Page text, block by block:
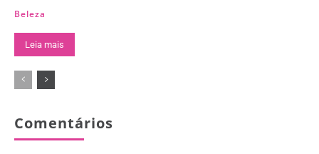
Beleza
Leia mais
Comentários